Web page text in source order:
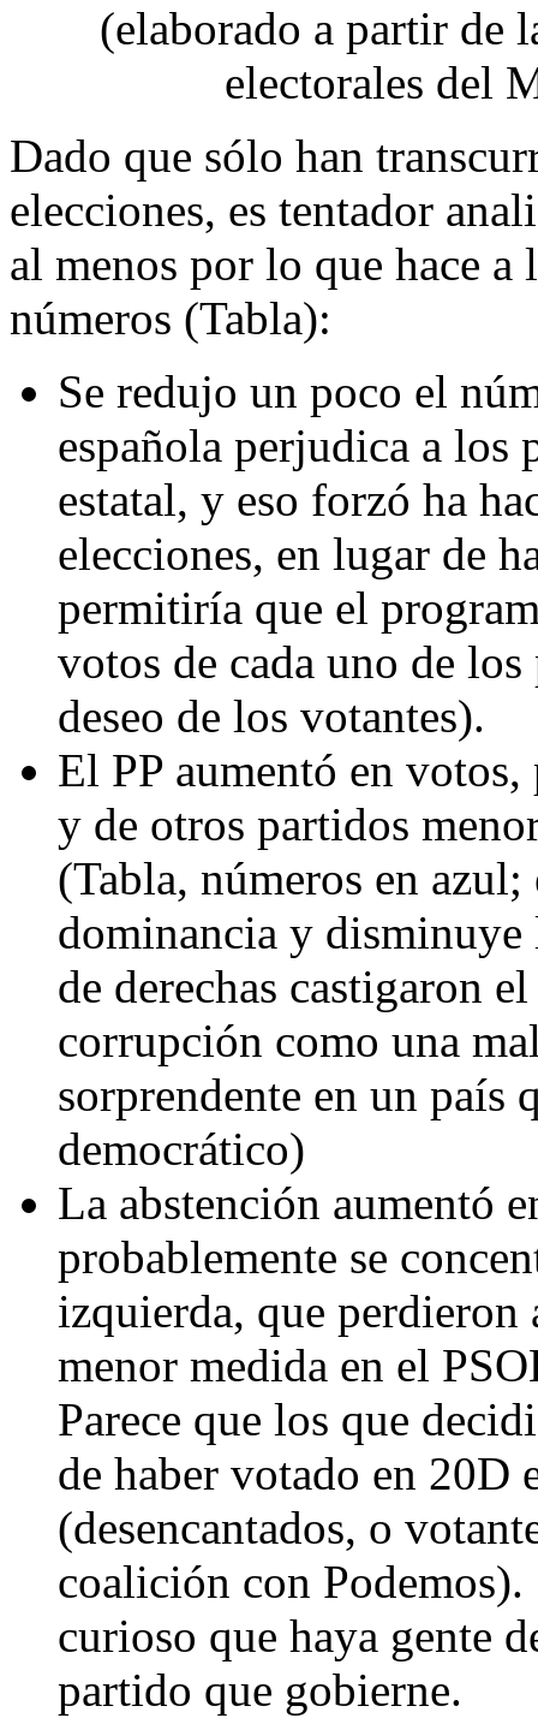
(elaborado a partir de
electorales del
Dado que sólo han
elecciones, es tentador
al menos por lo que hace a
números (Tabla):
Se redujo un poco el
española perjudica a los
estatal, y eso forzó ha
elecciones, en lugar de
permitiría que el
votos de cada uno de
deseo de los votantes).
El PP aumentó en votos,
y de otros partidos
(Tabla, números en
dominancia y
de derechas castigaron
corrupción como una
sorprendente en un país
democrático)
La abstención aumentó
probablemente se
izquierda, que
menor medida en el
Parece que los que
de haber votado en 20D
(desencantados, o
coalición con Podemos).
curioso que haya gente
partido que gobierne.